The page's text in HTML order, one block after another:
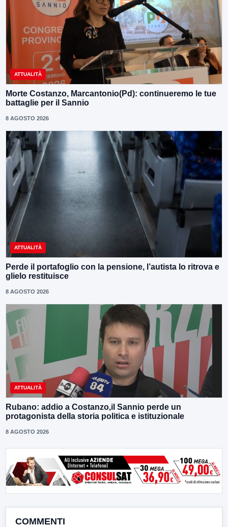
ATTUALITÀ
Morte Costanzo, Marcantonio(Pd): continueremo le tue
battaglie per il Sannio
8 AGOSTO 2026
ATTUALITÀ
Perde il portafoglio con la pensione, l’autista lo ritrova e
glielo restituisce
8 AGOSTO 2026
ATTUALITÀ
Rubano: addio a Costanzo,il Sannio perde un
protagonista della storia politica e istituzionale
8 AGOSTO 2026
COMMENTI